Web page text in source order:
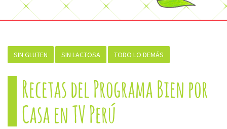
SIN GLUTEN SIN LACTOSA TODO LO DEMÁS
Recetas del Programa Bien por
Casa en TV Perú